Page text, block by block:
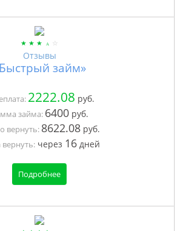
Отзывы
займ»
2222.08 руб.
займа: 6400руб.
вернуть: 8622.08 руб.
вернуть: через 16 дней
Подробнее